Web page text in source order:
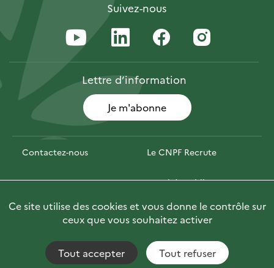
Suivez-nous
Lettred’information
Je m'abonne
Contactez-nous Le CNPF Recrute
Espace presse Marchés publics
PhotoFor Briefly in English
Accessibilité : non conforme Fils RSS
Ce site utilise des cookies et vous donne le contrôle sur
ceux que vous souhaitez activer
Tout accepter Tout refuser